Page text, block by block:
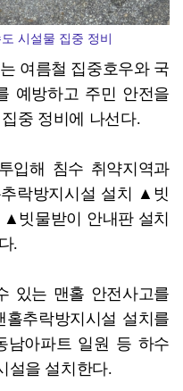
시설물 집중 정비
여름철 집중호우와 국
예방하고 주민 안전을
중 정비에 나선다.
입해 침수 취약지역과
락방지시설 설치 ▲빗
빗물받이 안내판 설치
.
있는 맨홀 안전사고를
추락방지시설 설치를
남아파트 일원 등 하수
설을 설치한다.